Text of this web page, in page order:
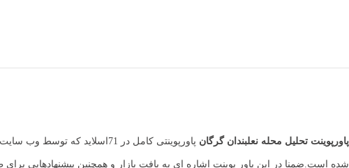
پاورپوینت تحلیل محله نعلبندان گرگان پاورپوینتی کامل در 71اسلاید که توسط وب سایت و فروشگاه معماری
شده است.ضمنا در این پاور پوینت اشاره ای به بافت بازار و همچنین پیشنهادهایی